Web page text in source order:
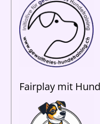
Fairplay mit Hund